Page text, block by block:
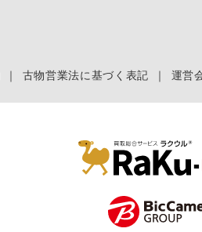
｜ 古物営業法に基づく表記 ｜ 運営